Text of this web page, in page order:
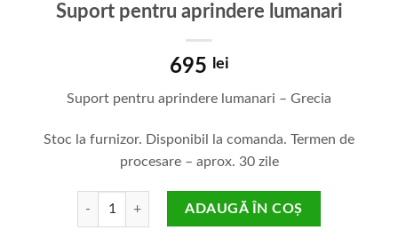
Suport pentru aprindere lumanari
695 lei
Suport pentru aprindere lumanari – Grecia
Stoc la furnizor. Disponibil la comanda. Termen de
procesare – aprox. 30 zile
Cantitate Suport pentru aprindere lumanari
ADAUGĂ ÎN COȘ